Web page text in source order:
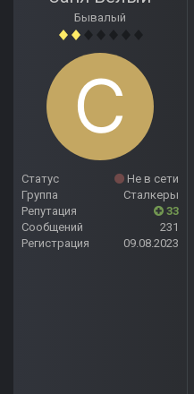
Бывалый
Статус
Не в сети
Группа
Сталкеры
Репутация
33
Сообщений
231
Регистрация
09.08.2023